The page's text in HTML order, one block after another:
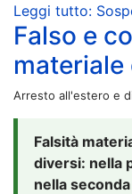
Leggi tutto:
Falso e
Arresto all'estero e
Falsità
diversi: nella
nella